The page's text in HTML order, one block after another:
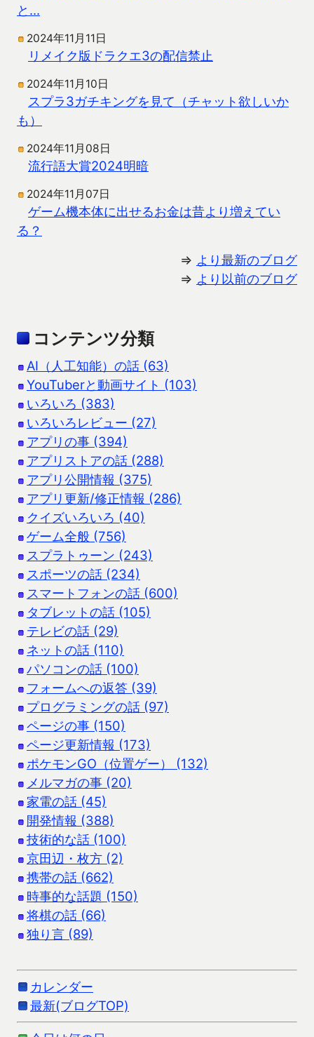
と…
2024年11月11日
リメイク版ドラクエ3の配信禁止
2024年11月10日
スプラ3ガチキングを見て（チャット欲しいか
も）
2024年11月08日
流行語大賞2024明暗
2024年11月07日
ゲーム機本体に出せるお金は昔より増えてい
る？
⇒ より最新のブログ
⇒ より以前のブログ
コンテンツ分類
AI（人工知能）の話 (63)
YouTuberと動画サイト (103)
いろいろ (383)
いろいろレビュー (27)
アプリの事 (394)
アプリストアの話 (288)
アプリ公開情報 (375)
アプリ更新/修正情報 (286)
クイズいろいろ (40)
ゲーム全般 (756)
スプラトゥーン (243)
スポーツの話 (234)
スマートフォンの話 (600)
タブレットの話 (105)
テレビの話 (29)
ネットの話 (110)
パソコンの話 (100)
フォームへの返答 (39)
プログラミングの話 (97)
ページの事 (150)
ページ更新情報 (173)
ポケモンGO（位置ゲー） (132)
メルマガの事 (20)
家電の話 (45)
開発情報 (388)
技術的な話 (100)
京田辺・枚方 (2)
携帯の話 (662)
時事的な話題 (150)
将棋の話 (66)
独り言 (89)
カレンダー
最新(ブログTOP)